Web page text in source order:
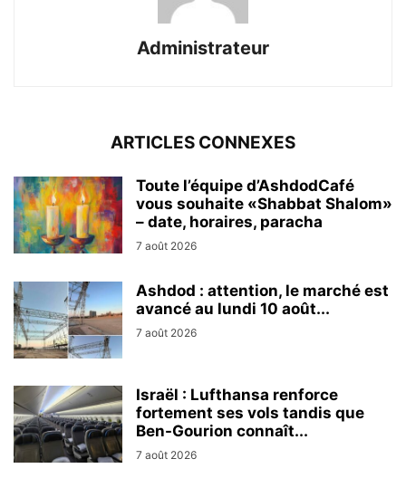
Administrateur
ARTICLES CONNEXES
Toute l’équipe d’AshdodCafé
vous souhaite «Shabbat Shalom»
– date, horaires, paracha
7 août 2026
Ashdod : attention, le marché est
avancé au lundi 10 août...
7 août 2026
Israël : Lufthansa renforce
fortement ses vols tandis que
Ben-Gourion connaît...
7 août 2026